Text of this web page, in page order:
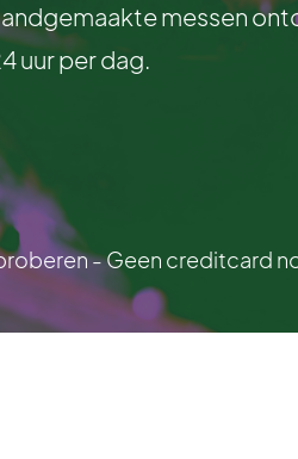
messen
uur per dag.
- Geen creditcard